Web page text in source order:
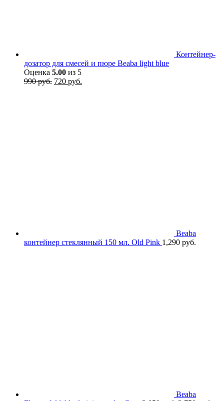
Контейнер-
дозатор для смесей и пюре Beaba light blue
Оценка 5.00 из 5
990руб. Первоначальная
720 руб.
Beaba
контейнер стеклянный 150 мл. Old Pink 1,290 руб.
Beaba